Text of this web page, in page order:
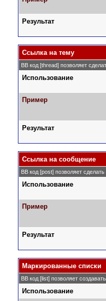
Результат
Ссылка на тему
BB код [thread] позволяет
Использование
Пример
Результат
Ссылка на сообщение
BB код [post] позволяет
Использование
Пример
Результат
Маркированные списки
BB код [list] позволяет
Использование